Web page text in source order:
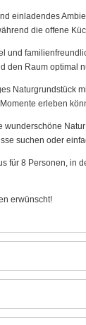
einladendes
die offene
und
den Raum optimal
Naturgrundstück
erleben
wunderschöne
suchen oder
für 8 Personen, in
erwünscht!